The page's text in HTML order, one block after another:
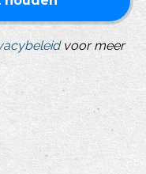
voor meer